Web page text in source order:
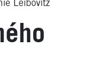
Leibovitz